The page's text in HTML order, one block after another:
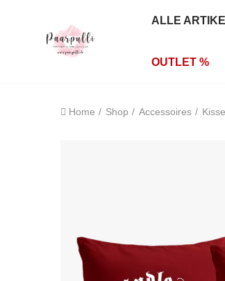
ALLE
OUTLET %
Home Shop Accessoires